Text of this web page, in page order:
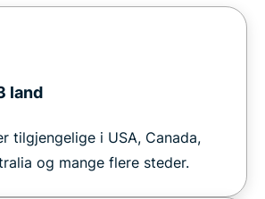
land
tilgjengelige i USA, Canada,
og mange flere steder.